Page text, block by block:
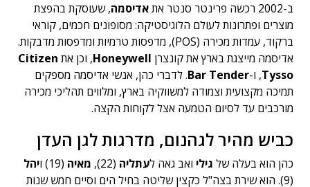
ב-2002 רכשה פרינטר סנטר את
אדיסמה, שעוסקת בהפצת
מוצרים ופתרונות לעולם הלוגיסטיקה: מסופונים חכמים, קוראי
ברקוד, עמדות מכירה (POS), מדפסות טרמיות ומדפסות מדבקות.
אדיסמה מייצגת בארץ את קונצרן Honeywell, וכן את Citizen
,Tysso ו-Bar Tender. לדברי כהן, אנשי אדיסמה מספקים
תמיכה מקצועית וצמודה למשווקיה בארץ, ומלווים תהליכי מכירה
מורכבים עד לסיום הטמעה אצל לקוחות הקצה.
כביש מהיר לגהנום, מדרגות לגן העדן
כהן הוא בעלה של גילי ואב גאה לעתליה (22), מאיה (19) ו
יהל
(9). הוא שירת בצה"ל כקצין שליטה בחיל הים וסיים חמש שנות